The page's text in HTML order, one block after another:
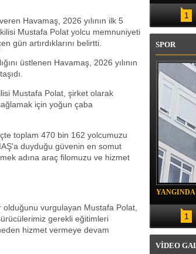
Havamaş, 2026 yılının ilk 5
Mustafa Polat yolcu memnuniyeti
gün artırdıklarını belirtti.
üstlenen Havamaş, 2026 yılının
Mustafa Polat, şirket olarak
için yoğun çaba
toplam 470 bin 162 yolcumuzu
duyduğu güvenin en somut
adına araç filomuzu ve hizmet
vurgulayan Mustafa Polat,
gerekli eğitimleri
hizmet vermeye devam
1
SPOR
1
VİDEO